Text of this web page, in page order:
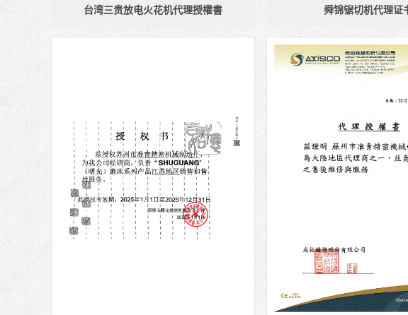
台湾三贵放电火花机代理授權書 舜锦锯切机代理证